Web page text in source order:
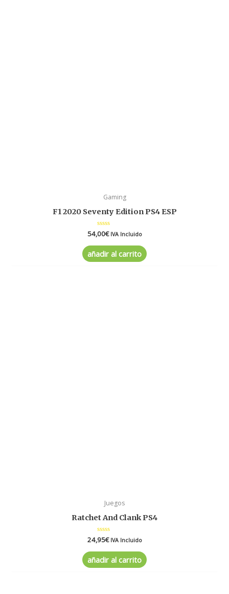
Gaming
F1 2020 Seventy Edition PS4 ESP
Valorado
en
0
de
5
54,00€ IVA Incluido
añadir al carrito
Juegos
Ratchet And Clank PS4
Valorado
0
de
5
24,95€ IVA Incluido
añadir al carrito